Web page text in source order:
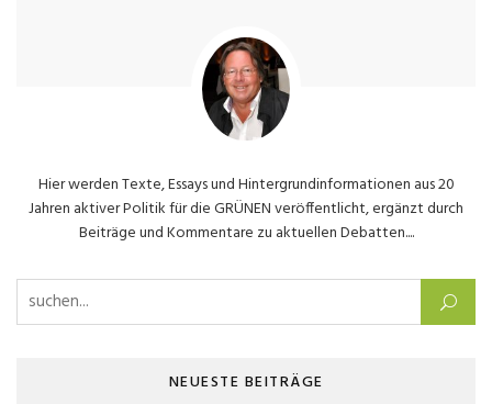
Hier werden Texte, Essays und Hintergrundinformationen aus 20
Jahren aktiver Politik für die GRÜNEN veröffentlicht, ergänzt durch
Beiträge und Kommentare zu aktuellen Debatten....
Suchen nach:
NEUESTE BEITRÄGE